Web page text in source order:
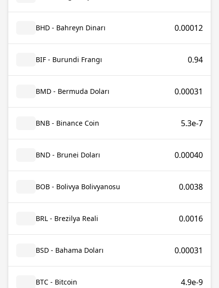
BHD - Bahreyn Dinarı 0.00012
BIF - Burundi Frangı 0.94
BMD - Bermuda Doları 0.00031
BNB - Binance Coin 5.3e-7
BND - Brunei Doları 0.00040
BOB - Bolivya Bolivyanosu 0.0038
BRL - Brezilya Reali 0.0016
BSD - Bahama Doları 0.00031
BTC - Bitcoin 4.9e-9